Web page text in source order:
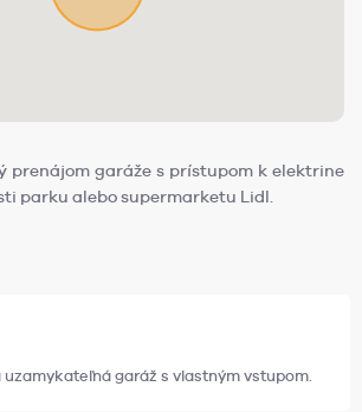
prenájom garáže s prístupom k elektrine
parku alebo supermarketu Lidl.
garáž s vlastným vstupom.